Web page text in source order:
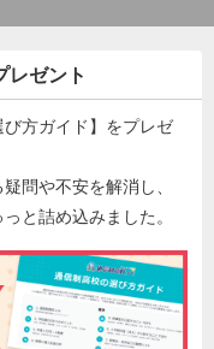
レゼント
方ガイド】をプレゼ
問や不安を解消し、
と詰め込みました。